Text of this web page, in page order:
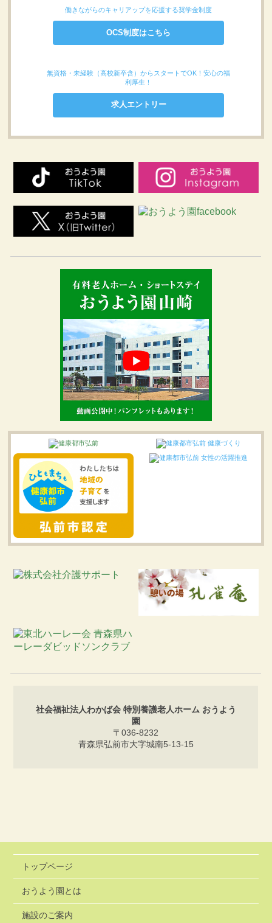
働きながらのキャリアップを応援する奨学金制度
OCS制度はこちら
無資格・未経験（高校新卒含）からスタートでOK！安心の福
利厚生！
求人エントリー
社会福祉法人わかば会 特別養護老人ホーム おうよう
園
〒036-8232
青森県弘前市大字城南5-13-15
トップページ
おうよう園とは
施設のご案内